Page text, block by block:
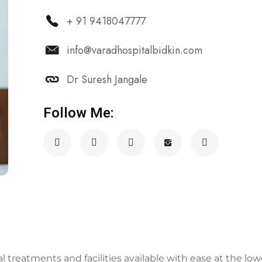
+ 91 9418047777
info@varadhospitalbidkin.com
Dr Suresh Jangale
Follow Me:
and facilities available with ease at the